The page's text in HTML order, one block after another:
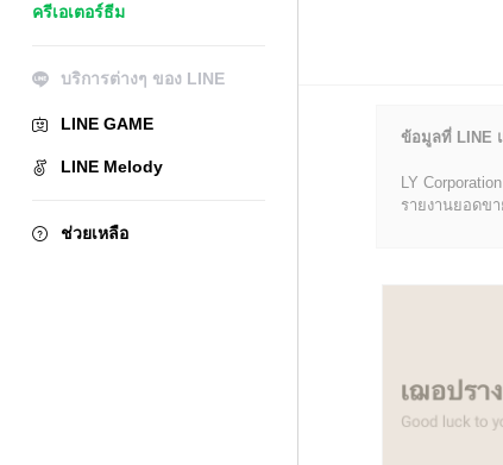
ครีเอเตอร์ธีม
บริการต่างๆ ของ LINE
LINE GAME
LINE Melody
ช่วยเหลือ
ข้อมูลที่ LINE
LY
รายงานยอดข